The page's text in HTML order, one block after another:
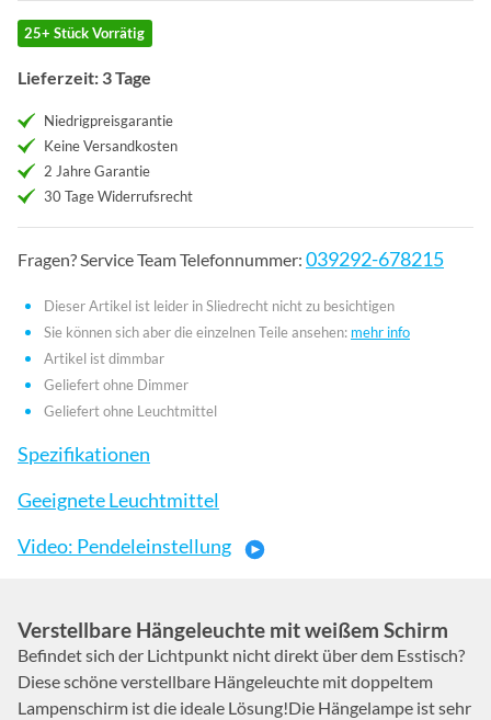
25+ Stück Vorrätig
Lieferzeit: 3 Tage
Niedrigpreisgarantie
Keine Versandkosten
2 Jahre Garantie
30 Tage Widerrufsrecht
Fragen? Service Team Telefonnummer: 039292-678215
Dieser Artikel ist leider in Sliedrecht nicht zu besichtigen
Sie können sich aber die einzelnen Teile ansehen: mehr info
Artikel ist dimmbar
Geliefert ohne Dimmer
Geliefert ohne Leuchtmittel
Spezifikationen
Geeignete Leuchtmittel
Video: Pendeleinstellung
Verstellbare Hängeleuchte mit weißem Schirm
Befindet sich der Lichtpunkt nicht direkt über dem Esstisch?
Diese schöne verstellbare Hängeleuchte mit doppeltem
Lampenschirm ist die ideale Lösung!Die Hängelampe ist sehr